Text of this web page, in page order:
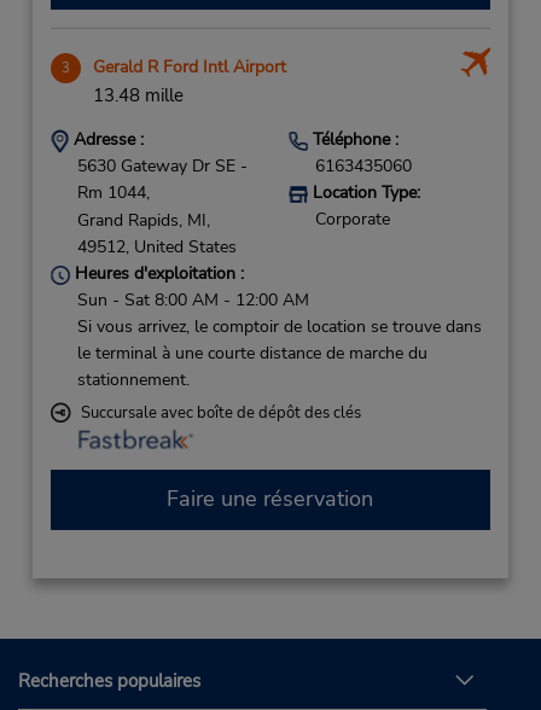
3 Gerald R Ford Intl Airport
13.48 mille
Adresse :
5630 Gateway Dr SE -
Rm 1044,
Grand Rapids, MI,
49512, United States
Téléphone :
6163435060
Location Type:
Corporate
Heures d'exploitation :
Sun - Sat 8:00 AM - 12:00 AM
Si vous arrivez, le comptoir de location se trouve dans
le terminal à une courte distance de marche du
stationnement.
Succursale avec boîte de dépôt des clés
Faire une réservation
Recherches populaires